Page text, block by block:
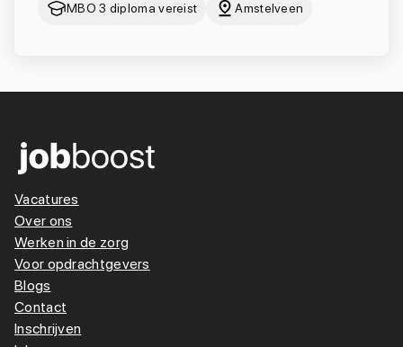
MBO 3 diploma vereist Amstelveen
Vacatures
Over ons
Werken in de zorg
Voor opdrachtgevers
Blogs
Contact
Inschrijven